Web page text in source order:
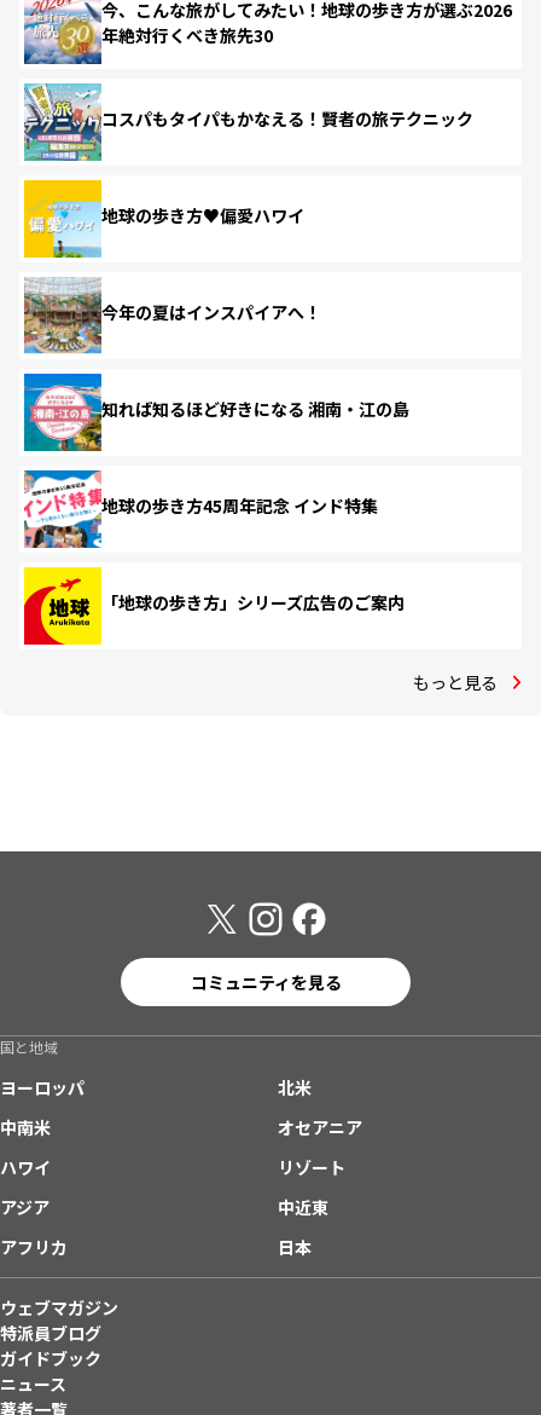
今、こんな旅がしてみたい！地球の歩き方が選ぶ2026
年絶対行くべき旅先30
コスパもタイパもかなえる！賢者の旅テクニック
地球の歩き方♥偏愛ハワイ
今年の夏はインスパイアへ！
知れば知るほど好きになる 湘南・江の島
地球の歩き方45周年記念 インド特集
「地球の歩き方」シリーズ広告のご案内
もっと見る
コミュニティを見る
国と地域
ヨーロッパ
北米
中南米
オセアニア
ハワイ
リゾート
アジア
中近東
アフリカ
日本
ウェブマガジン
特派員ブログ
ガイドブック
ニュース
著者一覧